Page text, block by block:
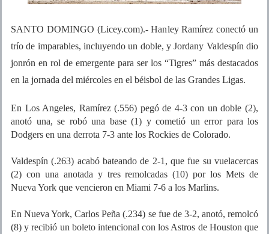
SANTO DOMINGO (Licey.com).- Hanley Ramírez conectó un
trío de imparables, incluyendo un doble, y Jordany Valdespín dio
jonrón en rol de emergente para ser los “Tigres” más destacados
en la jornada del miércoles en el béisbol de las Grandes Ligas.
En Los Angeles, Ramírez (.556) pegó de 4-3 con un doble (2),
anotó una, se robó una base (1) y cometió un error para los
Dodgers en una derrota 7-3 ante los Rockies de Colorado.
Valdespín (.263) acabó bateando de 2-1, que fue su vuelacercas
(2) con una anotada y tres remolcadas (10) por los Mets de
Nueva York que vencieron en Miami 7-6 a los Marlins.
En Nueva York, Carlos Peña (.234) se fue de 3-2, anotó, remolcó
(8) y recibió un boleto intencional con los Astros de Houston que